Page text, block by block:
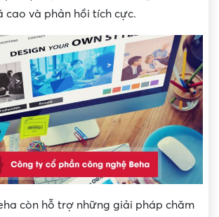
cao và phản hồi tích cực.
còn hỗ trợ những giải pháp chăm